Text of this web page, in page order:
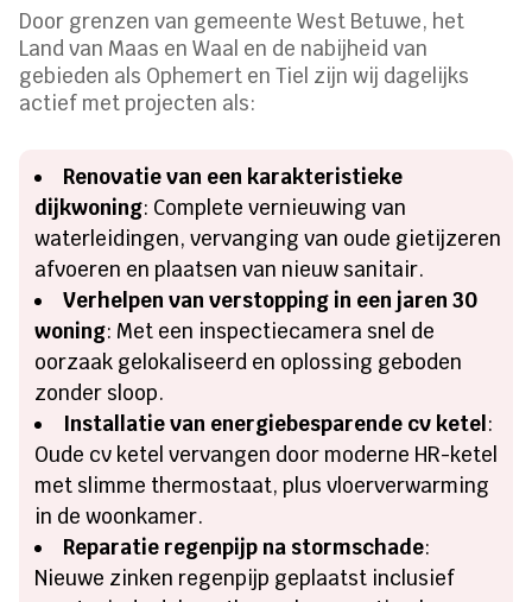
Door grenzen van gemeente West Betuwe, het
Land van Maas en Waal en de nabijheid van
gebieden als Ophemert en Tiel zijn wij dagelijks
actief met projecten als:
Renovatie van een karakteristieke
dijkwoning: Complete vernieuwing van
waterleidingen, vervanging van oude gietijzeren
afvoeren en plaatsen van nieuw sanitair.
Verhelpen van verstopping in een jaren 30
woning: Met een inspectiecamera snel de
oorzaak gelokaliseerd en oplossing geboden
zonder sloop.
Installatie van energiebesparende cv ketel :
Oude cv ketel vervangen door moderne HR-ketel
met slimme thermostaat, plus vloerverwarming
in de woonkamer.
Reparatie regenpijp na stormschade:
Nieuwe zinken regenpijp geplaatst inclusief